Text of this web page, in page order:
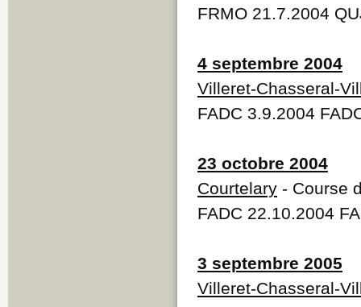
FRMO 21.7.2004
4 septembre 2004
Villeret-Chasseral-
FADC 3.9.2004
23 octobre 2004
Courtelary - Course
FADC 22.10.2004
3 septembre 2005
Villeret-Chasseral-